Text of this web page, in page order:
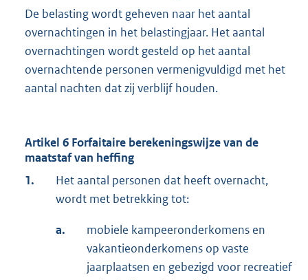
De belasting wordt geheven naar het aantal
overnachtingen in het belastingjaar. Het aantal
overnachtingen wordt gesteld op het aantal
overnachtende personen vermenigvuldigd met het
aantal nachten dat zij verblijf houden.
Artikel 6 Forfaitaire berekeningswijze van de
maatstaf van heffing
1.
Het aantal personen dat heeft overnacht,
wordt met betrekking tot:
a.
mobiele kampeeronderkomens en
vakantieonderkomens op vaste
jaarplaatsen en gebezigd voor recreatief